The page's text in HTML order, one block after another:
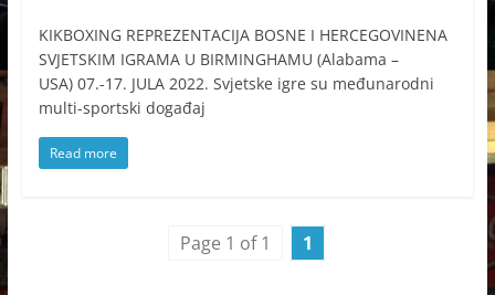
KIKBOXING REPREZENTACIJA BOSNE I HERCEGOVINENA
SVJETSKIM IGRAMA U BIRMINGHAMU (Alabama –
USA) 07.-17. JULA 2022. Svjetske igre su međunarodni
multi-sportski događaj
Read more
Page 1 of 1 1